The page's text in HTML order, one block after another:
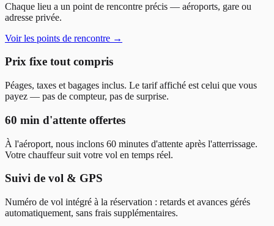
Chaque lieu a un point de rencontre précis — aéroports, gare ou
adresse privée.
Voir les points de rencontre →
Prix fixe tout compris
Péages, taxes et bagages inclus. Le tarif affiché est celui que vous
payez — pas de compteur, pas de surprise.
60 min d'attente offertes
À l'aéroport, nous inclons 60 minutes d'attente après l'atterrissage.
Votre chauffeur suit votre vol en temps réel.
Suivi de vol & GPS
Numéro de vol intégré à la réservation : retards et avances gérés
automatiquement, sans frais supplémentaires.